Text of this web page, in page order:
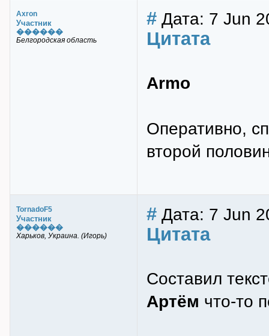
Axron
Участник
������
Белгородская область
# Дата: 7 Jun
Цитата
Armo
Оперативно,
второй
TornadoF5
Участник
������
Харьков, Украина. (Игорь)
# Дата: 7 Jun
Цитата
Составил
Артём что-то